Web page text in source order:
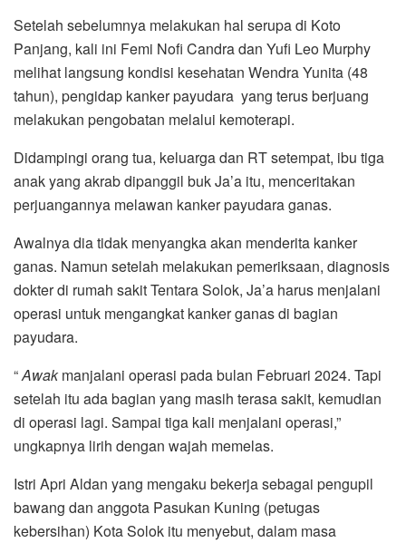
Setelah sebelumnya melakukan hal serupa di Koto
Panjang, kali ini Femi Nofi Candra dan Yufi Leo Murphy
melihat langsung kondisi kesehatan Wendra Yunita (48
tahun), pengidap kanker payudara yang terus berjuang
melakukan pengobatan melalui kemoterapi.
Didampingi orang tua, keluarga dan RT setempat, ibu tiga
anak yang akrab dipanggil buk Ja’a itu, menceritakan
perjuangannya melawan kanker payudara ganas.
Awalnya dia tidak menyangka akan menderita kanker
ganas. Namun setelah melakukan pemeriksaan, diagnosis
dokter di rumah sakit Tentara Solok, Ja’a harus menjalani
operasi untuk mengangkat kanker ganas di bagian
payudara.
“Awakmanjalani operasi pada bulan Februari 2024. Tapi
setelah itu ada bagian yang masih terasa sakit, kemudian
di operasi lagi. Sampai tiga kali menjalani operasi,”
ungkapnya lirih dengan wajah memelas.
Istri Apri Aldan yang mengaku bekerja sebagai pengupil
bawang dan anggota Pasukan Kuning (petugas
kebersihan) Kota Solok itu menyebut, dalam masa